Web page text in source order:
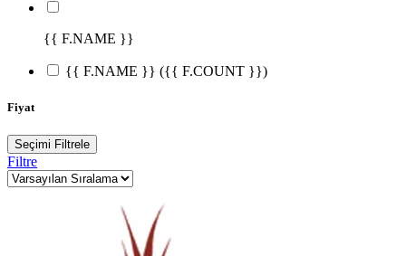
{{ F.NAME }}
{{ F.NAME }} ({{ F.COUNT }})
Fiyat
Seçimi Filtrele
Filtre